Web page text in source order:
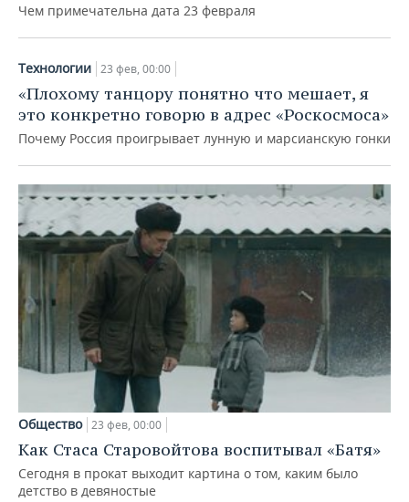
Чем примечательна дата 23 февраля
Технологии 23 фев, 00:00
«Плохому танцору понятно что мешает, я
это конкретно говорю в адрес «Роскосмоса»
Почему Россия проигрывает лунную и марсианскую гонки
Общество 23 фев, 00:00
Как Стаса Старовойтова воспитывал «Батя»
Сегодня в прокат выходит картина о том, каким было
детство в девяностые